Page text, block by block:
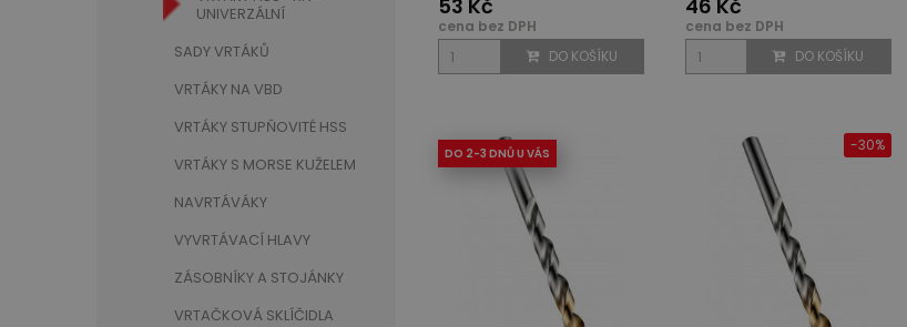
UNIVERZÁLNÍ
SADY VRTÁKŮ
VRTÁKY NA VBD
VRTÁKY STUPŇOVITÉ HSS
VRTÁKY S MORSE KUŽELEM
NAVRTÁVÁKY
VYVRTÁVACÍ HLAVY
ZÁSOBNÍKY A STOJÁNKY
VRTAČKOVÁ SKLÍČIDLA
53 Kč
cena bez DPH
DO KOŠÍKU
46 Kč
cena bez DPH
DO KOŠÍKU
DO 2-3 DNŮ U VÁS -30%